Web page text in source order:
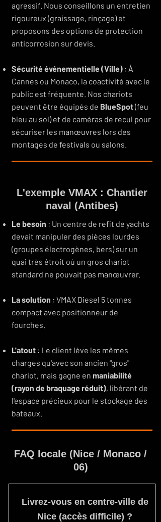
agressif. Nous conseillons un entretien
rigoureux (graissage, rinçage) et
proposons des options de protection
anticorrosion sur devis.
Sécurité événementielle (Ville): À
Cannes ou Monaco, la coactivité avec le
public est fréquente. Nos chariots
peuvent être équipés de BlueSpot(feu
bleu au sol) et de caméras de recul pour
sécuriser les manœuvres lors des
montages de festivals ou salons.
L'exemple VMAX : Chantier
naval (Antibes)
Le besoin : Un centre de refit de yachts
devait manipuler des pièces lourdes
(groupes électrogènes, bers) sur un
quai très étroit où un gros chariot
standard ne pouvait pas manœuvrer.
La solution : VMAX Diesel 5 tonnes
compact avec positionneur de
fourches.
L'atout: Le client lève les mêmes
charges qu'avec son ancien "gros"
chariot, mais gagne en maniabilité
(rayon de braquage réduit), libérant de
l'espace précieux pour le stockage des
bateaux.
FAQ locale (Nice / Monaco /
06)
Livrez-vous en centre-ville de
Nice (accès difficile) ?